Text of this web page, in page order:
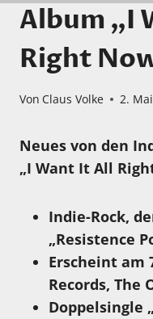
Album „I
Right
Von Claus Volke 2.
Neues von den
„I Want It All
Indie-Rock,
„Resistence
Erscheint am
Records, The
Doppelsingle